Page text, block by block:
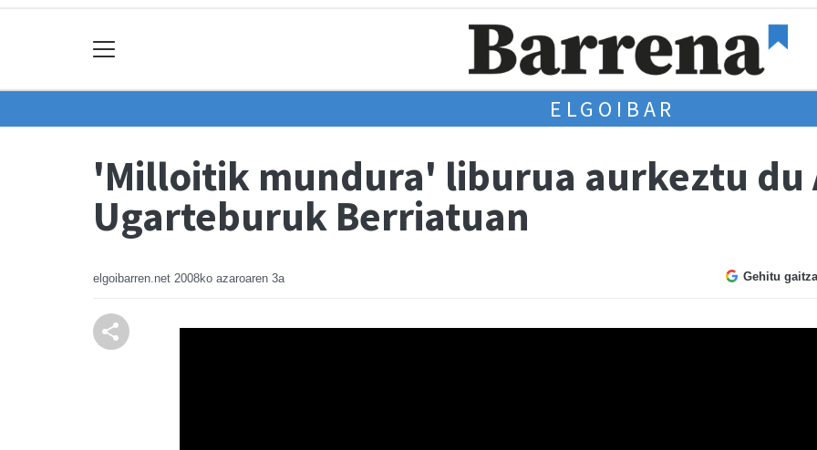
ELGOIBAR
'Milloitik mundura' liburua aurkeztu du
Ugarteburuk Berriatuan
elgoibarren.net 2008ko azaroaren 3a Gehitu